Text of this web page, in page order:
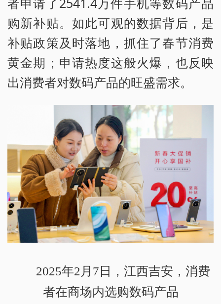
购新补贴。如此可观的数据背后，是
补贴政策及时落地，抓住了春节消费
黄金期；申请热度这般火爆，也反映
出消费者对数码产品的旺盛需求。
2025年2月7日，江西吉安，消费
者在商场内选购数码产品